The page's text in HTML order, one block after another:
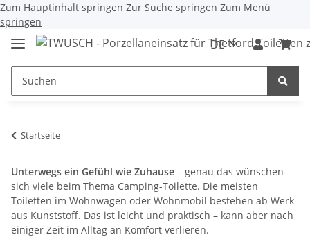
Zum Hauptinhalt springen Zur Suche springen Zum Menü
springen
DE
Startseite
Unterwegs ein Gefühl wie Zuhause – genau das wünschen
sich viele beim Thema Camping-Toilette. Die meisten
Toiletten im Wohnwagen oder Wohnmobil bestehen ab Werk
aus Kunststoff. Das ist leicht und praktisch – kann aber nach
einiger Zeit im Alltag an Komfort verlieren.